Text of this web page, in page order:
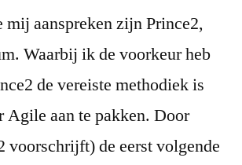
mij aanspreken zijn Prince2,
Waarbij ik de voorkeur heb
de vereiste methodiek is
Agile aan te pakken. Door
voorschrijft) de eerst volgende